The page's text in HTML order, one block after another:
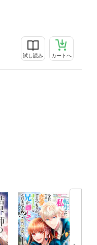
試し読み カートへ